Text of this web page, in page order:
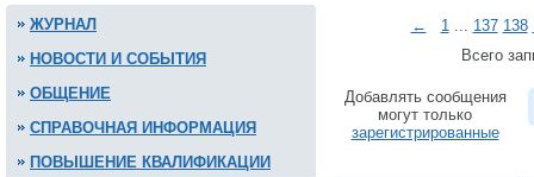
ЖУРНАЛ
НОВОСТИ И СОБЫТИЯ
ОБЩЕНИЕ
СПРАВОЧНАЯ ИНФОРМАЦИЯ
ПОВЫШЕНИЕ КВАЛИФИКАЦИИ
← 1... 137 138
Всего
Добавлять сообщения
могут только
зарегистрированные